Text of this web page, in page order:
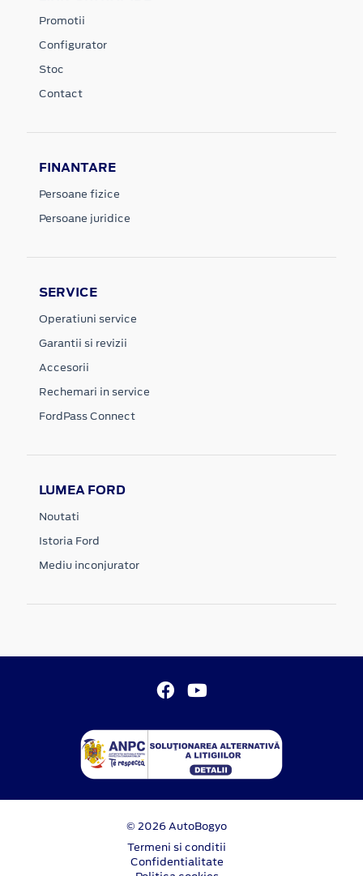
Promotii
Configurator
Stoc
Contact
FINANTARE
Persoane fizice
Persoane juridice
SERVICE
Operatiuni service
Garantii si revizii
Accesorii
Rechemari in service
FordPass Connect
LUMEA FORD
Noutati
Istoria Ford
Mediu inconjurator
© 2026 AutoBogyo
Termeni si conditii
Confidentialitate